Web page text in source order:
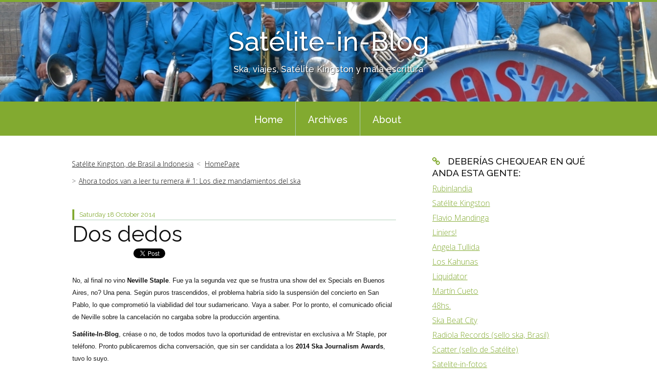
Satélite-in-Blog
Ska, viajes, Satélite Kingston y mala escritura
Home Archives About
Satélite Kingston, de Brasil a Indonesia
HomePage
Ahora todos van a leer tu remera # 1: Los diez mandamientos del ska
Saturday 18 October 2014
Dos dedos
No, al final no vino Neville Staple. Fue ya la segunda vez que se frustra una show del ex Specials en Buenos
Aires, no? Una pena. Según puros trascendidos, el problema habría sido la suspensión del concierto en San
Pablo, lo que comprometió la viabilidad del tour sudamericano. Vaya a saber. Por lo pronto, el comunicado oficial
de Neville sobre la cancelación no cargaba sobre la producción argentina.
Satélite-In-Blog, créase o no, de todos modos tuvo la oportunidad de entrevistar en exclusiva a Mr Staple, por
teléfono. Pronto publicaremos dicha conversación, que sin ser candidata a los 2014 Ska Journalism Awards,
tuvo lo suyo.
DEBERÍAS CHEQUEAR EN QUÉ
ANDA ESTA GENTE:
Rubinlandia
Satélite Kingston
Flavio Mandinga
Liniers!
Angela Tullida
Los Kahunas
Liquidator
Martín Cueto
48hs.
Ska Beat City
Radiola Records (sello ska, Brasil)
Scatter (sello de Satélite)
Satelite-in-fotos